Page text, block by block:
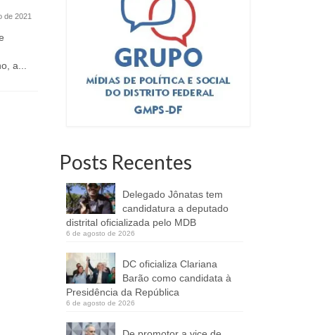
de 2021
a...
9 de outubro de 2023
Durante três dias, evento vai trazer o
melhor da arte e cultura local, além
Posts Recentes
Delegado Jônatas tem
candidatura a deputado
distrital oficializada pelo MDB
6 de agosto de 2026
DC oficializa Clariana
Barão como candidata à
Presidência da República
6 de agosto de 2026